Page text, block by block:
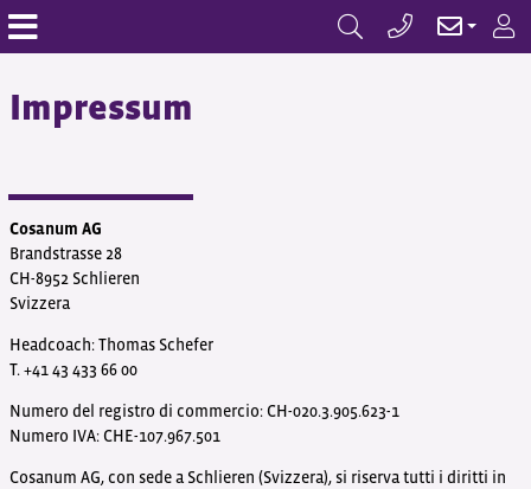
Impressum
Cosanum AG
Brandstrasse 28
CH-8952 Schlieren
Svizzera
Headcoach: Thomas Schefer
T. +41 43 433 66 00
Numero del registro di commercio: CH-020.3.905.623-1
Numero IVA: CHE-107.967.501
Cosanum AG, con sede a Schlieren (Svizzera), si riserva tutti i diritti in